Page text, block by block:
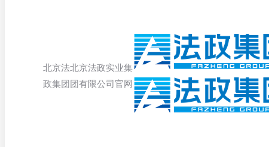
北京法
政集团
北京法政实业集
团有限公司官网